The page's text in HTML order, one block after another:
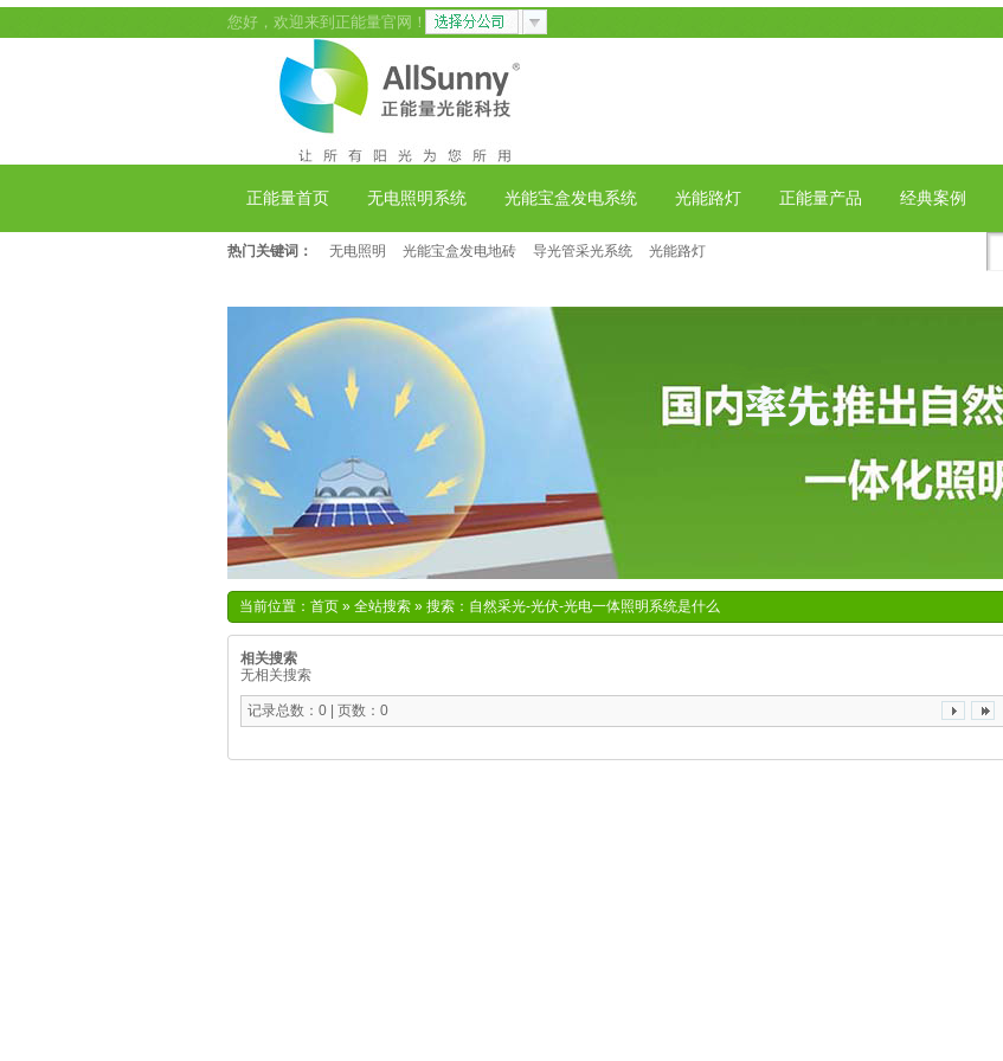
您好，欢迎来到正能量官网！
正能量首页 无电照明系统 光能宝盒发电系统 光能路灯 正能量产品 经典案例
热门关键词： 无电照明 光能宝盒发电地砖 导光管采光系统 光能路灯
当前位置： 首页 » 全站搜索 » 搜索：自然采光-光伏-光电一体照明系统是什么
相关搜索
无相关搜索
记录总数：0 | 页数：0